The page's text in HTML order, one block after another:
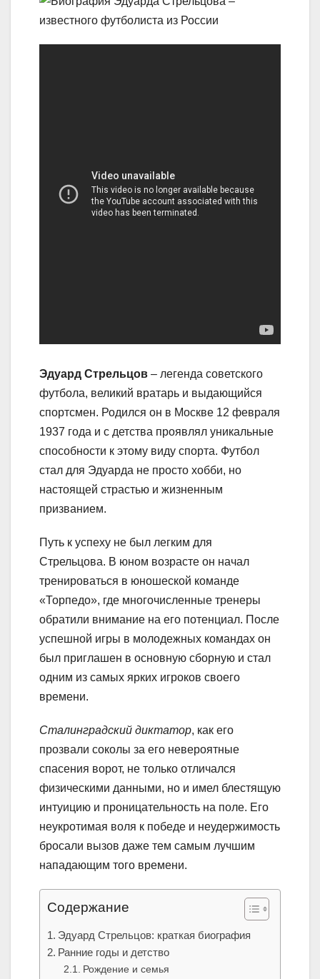
Эдуард Стрельцов – легенда советского
футбола, великий вратарь и выдающийся
спортсмен. Родился он в Москве 12 февраля
1937 года и с детства проявлял уникальные
способности к этому виду спорта. Футбол
стал для Эдуарда не просто хобби, но
настоящей страстью и жизненным
призванием.
Путь к успеху не был легким для
Стрельцова. В юном возрасте он начал
тренироваться в юношеской команде
«Торпедо», где многочисленные тренеры
обратили внимание на его потенциал. После
успешной игры в молодежных командах он
был приглашен в основную сборную и стал
одним из самых ярких игроков своего
времени.
Сталинградский диктатор, как его
прозвали соколы за его невероятные
спасения ворот, не только отличался
физическими данными, но и имел блестящую
интуицию и проницательность на поле. Его
неукротимая воля к победе и неудержимость
бросали вызов даже тем самым лучшим
нападающим того времени.
Содержание
Эдуард Стрельцов: краткая биография
Ранние годы и детство
Рождение и семья